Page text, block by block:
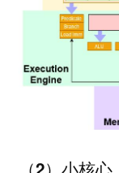
（2）小核